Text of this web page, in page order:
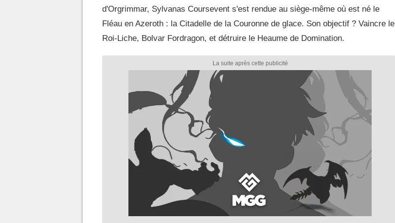
d'Orgrimmar, Sylvanas Coursevent s'est rendue au siège-même où est né le
Fléau en Azeroth : la Citadelle de la Couronne de glace. Son objectif ? Vaincre le
Roi-Liche, Bolvar Fordragon, et détruire le Heaume de Domination.